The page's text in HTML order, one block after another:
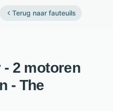
Terug naar fauteuils
2 motoren
- The